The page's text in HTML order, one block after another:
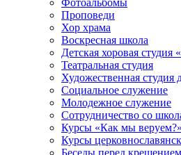
Фотоальбомы
Проповеди
Хор храма
Воскресная школа
Детская хоровая студия
Театральная студия
Х​удожественная студия
Социальное служение
Молодежное служение
Сотрудничество со
Курсы «Как мы веруем?»
Курсы
Беседы перед крещением